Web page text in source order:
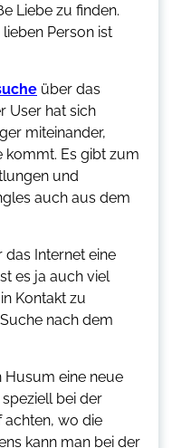
Liebe zu finden.
Person ist
über das
User hat sich
miteinander,
kommt. Es gibt zum
und
auch aus dem
Internet eine
es ja auch viel
Kontakt zu
nach dem
Husum eine neue
bei der
achten, wo die
kann man bei der